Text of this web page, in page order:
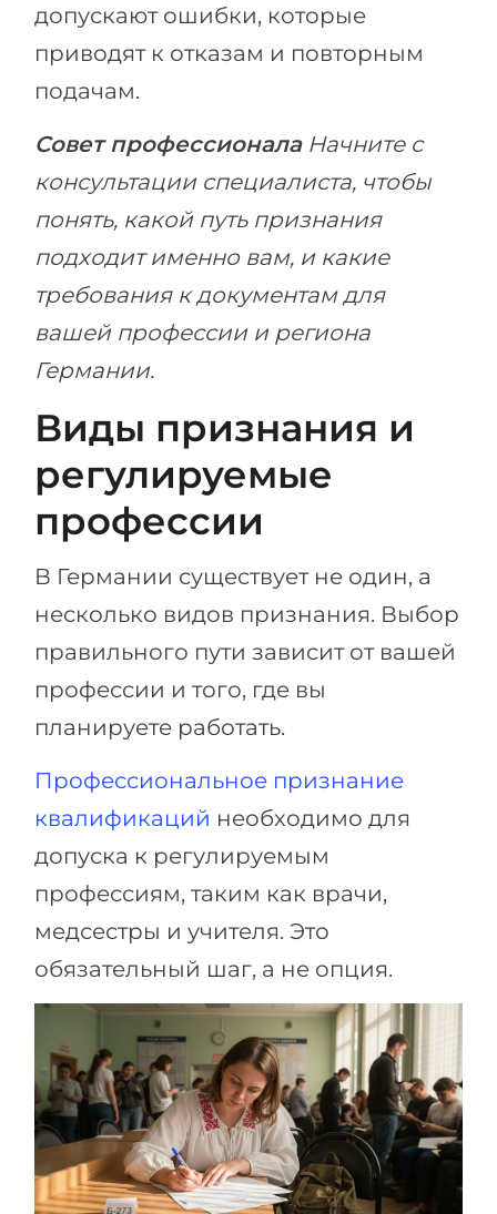
допускают ошибки, которые
приводят к отказам и повторным
подачам.
Совет профессионала Начните с
консультации специалиста, чтобы
понять, какой путь признания
подходит именно вам, и какие
требования к документам для
вашей профессии и региона
Германии.
Виды признания и
регулируемые
профессии
В Германии существует не один, а
несколько видов признания. Выбор
правильного пути зависит от вашей
профессии и того, где вы
планируете работать.
Профессиональное признание
квалификаций необходимо для
допуска к регулируемым
профессиям, таким как врачи,
медсестры и учителя. Это
обязательный шаг, а не опция.